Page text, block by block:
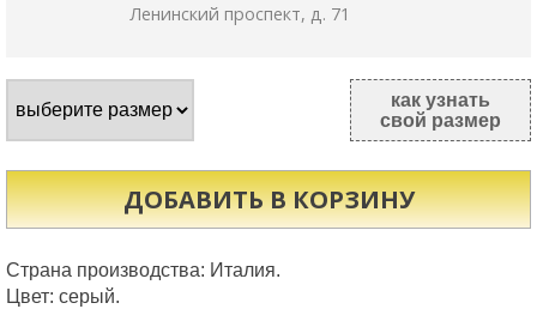
Ленинский проспект, д. 71
как узнать
свой размер
ДОБАВИТЬ В КОРЗИНУ
Страна производства: Италия.
Цвет: серый.